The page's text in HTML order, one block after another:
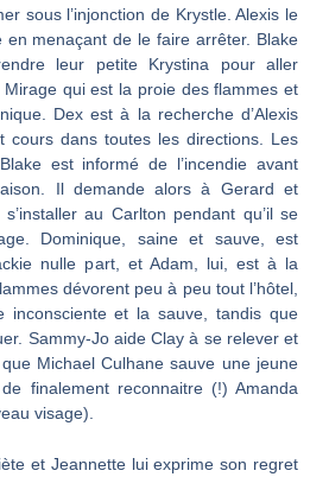
sous l’injonction de Krystle. Alexis le
menaçant de le faire arrêter. Blake
leur petite Krystina pour aller
qui est la proie des flammes et
Dex est à la recherche d’Alexis
cours dans toutes les directions. Les
est informé de l’incendie avant
Il demande alors à Gerard et
au Carlton pendant qu’il se
Dominique, saine et sauve, est
nulle part, et Adam, lui, est à la
dévorent peu à peu tout l’hôtel,
inconsciente et la sauve, tandis que
Sammy-Jo aide Clay à se relever et
Michael Culhane sauve une jeune
finalement reconnaitre (!) Amanda
visage).
et Jeannette lui exprime son regret